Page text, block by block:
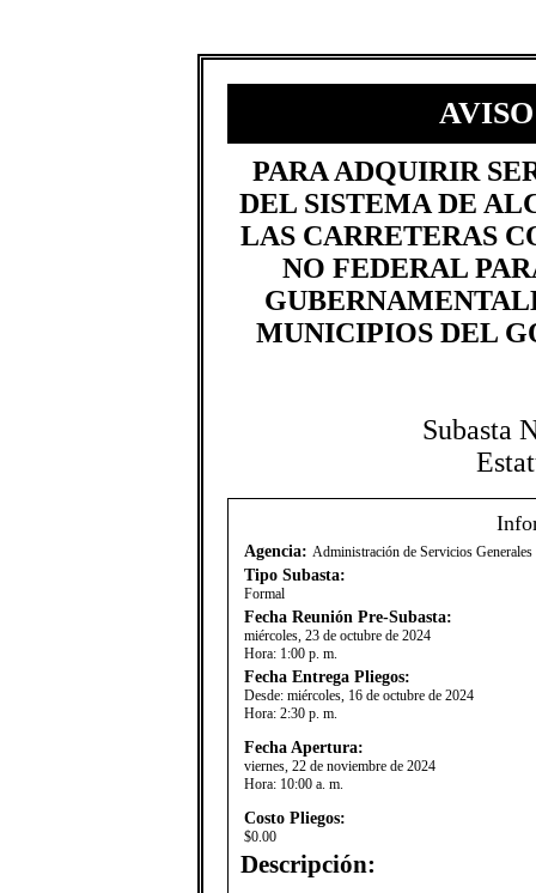
​PARA ADQUIRIR
DEL SISTEMA DE
LAS CARRETERAS
NO FEDERAL
MUNICIPIOS DEL
Subasta
Agencia: Administración de Servicios
Tipo Subasta:
Formal
Fecha Reunión Pre-Subasta:
miércoles, 23 de octubre de 2024
Hora: 1:00 p. m.
Fecha Entrega Pliegos:
Desde: miércoles, 16 de octubre de 2024
Hora: 2:30 p. m.
Fecha Apertura:
viernes, 22 de noviembre de 2024
Hora: 10:00 a. m.
Costo Pliegos:
$0.00
Descripción: